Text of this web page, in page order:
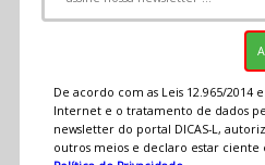
De acordo com as Leis 12.965/2014
Internet e o tratamento de dados
newsletter do portal DICAS-L,
outros meios e declaro estar